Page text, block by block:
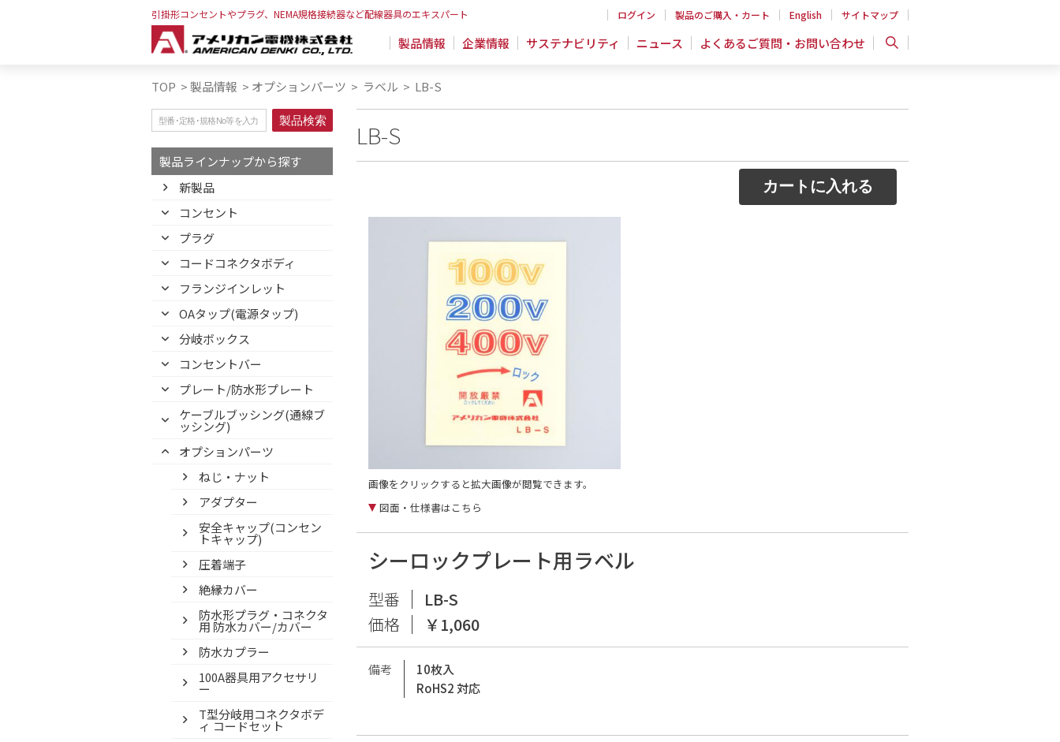
引掛形コンセントやプラグ、NEMA規格接続器など配線器具のエキスパート ログイン 製品のご購入・カート English サイトマップ
製品情報 企業情報 サステナビリティ ニュース よくあるご質問・お問い合わせ
TOP >製品情報 > オプションパーツ > ラベル > LB-S
製品ラインナップから探す
新製品
コンセント
プラグ
コードコネクタボディ
フランジインレット
OAタップ(電源タップ)
分岐ボックス
コンセントバー
プレート/防水形プレート
ケーブルブッシング(通線ブ
ッシング)
オプションパーツ
ねじ・ナット
アダプター
安全キャップ(コンセン
トキャップ)
圧着端子
絶縁カバー
防水形プラグ・コネクタ
用 防水カバー/カバー
防水カプラー
100A器具用アクセサリ
ー
T型分岐用コネクタボデ
ィ コードセット
LB-S
画像をクリックすると拡大画像が閲覧できます。
図面・仕様書はこちら
シーロックプレート用ラベル
型番
LB-S
価格
￥1,060
備考
10枚入
RoHS2 対応